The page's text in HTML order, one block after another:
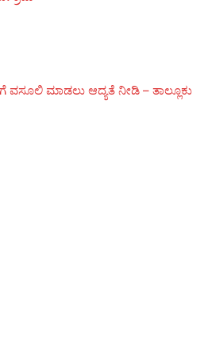
ವಸೂಲಿ ಮಾಡಲು ಆದ್ಯತೆ ನೀಡಿ – ತಾಲ್ಲೂಕು